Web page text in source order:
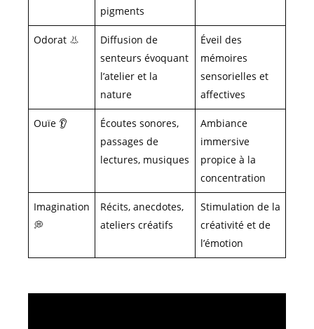
pigments
Odorat 👃
Diffusion de
senteurs évoquant
l’atelier et la
nature
Éveil des
mémoires
sensorielles et
affectives
Ouïe 👂
Écoutes sonores,
passages de
lectures, musiques
Ambiance
immersive
propice à la
concentration
Imagination
💭
Récits, anecdotes,
ateliers créatifs
Stimulation de la
créativité et de
l’émotion